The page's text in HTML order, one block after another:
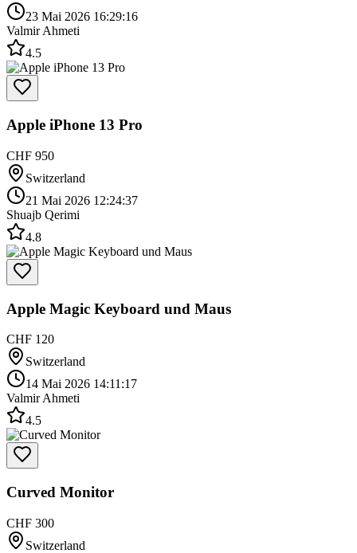
23 Mai 2026 16:29:16
Valmir Ahmeti
4.5
Apple iPhone 13 Pro
CHF 950
Switzerland
21 Mai 2026 12:24:37
Shuajb Qerimi
4.8
Apple Magic Keyboard und Maus
CHF 120
Switzerland
14 Mai 2026 14:11:17
Valmir Ahmeti
4.5
Curved Monitor
CHF 300
Switzerland